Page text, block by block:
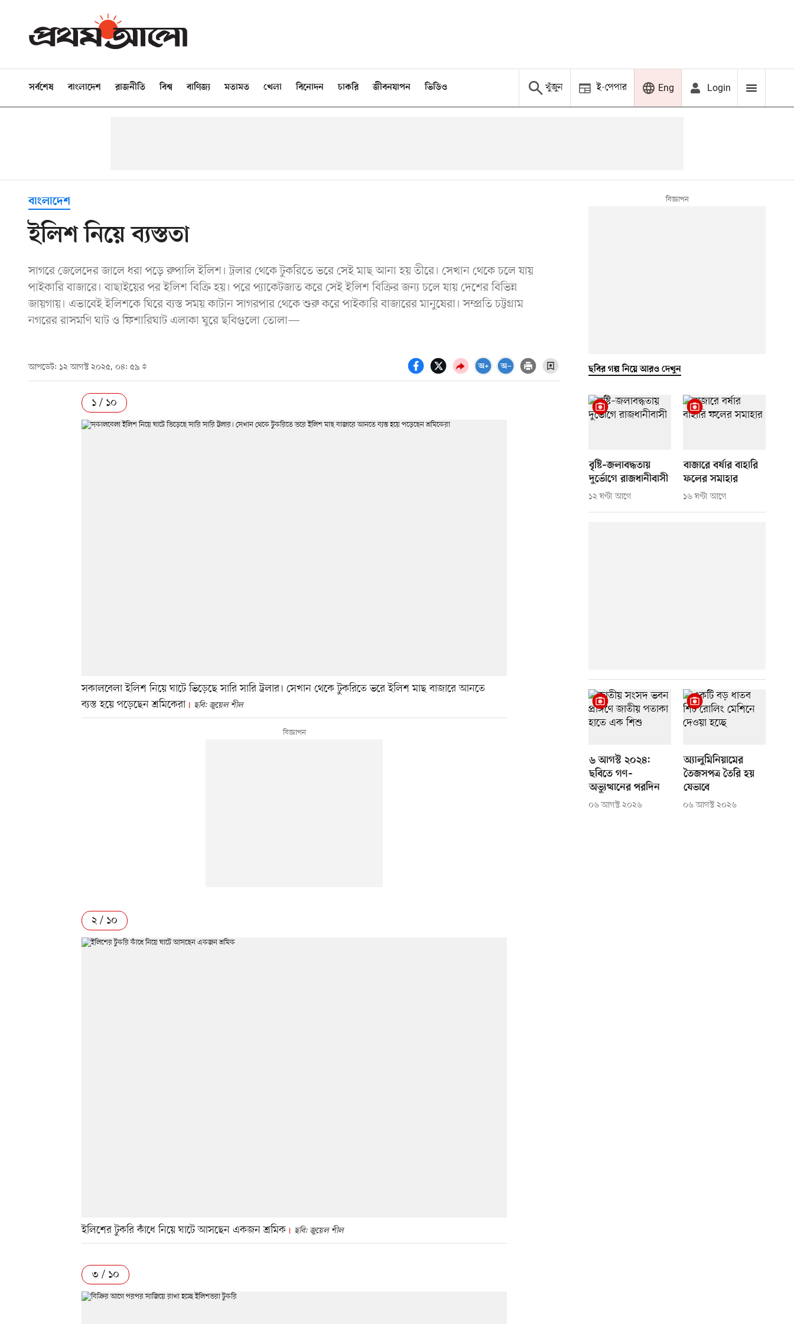
সর্বশেষ বাংলাদেশ রাজনীতি বিশ্ব বাণিজ্য মতামত খেলা বিনোদন চাকরি জীবনযাপন ভিডিও খুঁজুন ই-পেপার Eng Login
বাংলাদেশ
ইলিশ নিয়ে ব্যস্ততা
সাগরে জেলেদের জালে ধরা পড়ে রুপালি ইলিশ। ট্রলার থেকে টুকরিতে ভরে সেই মাছ আনা হয় তীরে। সেখান থেকে চলে যায়
পাইকারি বাজারে। বাছাইয়ের পর ইলিশ বিক্রি হয়। পরে প্যাকেটজাত করে সেই ইলিশ বিক্রির জন্য চলে যায় দেশের বিভিন্ন
জায়গায়। এভাবেই ইলিশকে ঘিরে ব্যস্ত সময় কাটান সাগরপার থেকে শুরু করে পাইকারি বাজারের মানুষেরা। সম্প্রতি চট্টগ্রাম
নগরের রাসমণি ঘাট ও ফিশারিঘাট এলাকা ঘুরে ছবিগুলো তোলা—
আপডেট: ১২ আগস্ট ২০২৫, ০৪: ৫৯
১ / ১০
সকালবেলা ইলিশ নিয়ে ঘাটে ভিড়েছে সারি সারি ট্রলার। সেখান থেকে টুকরিতে ভরে ইলিশ মাছ বাজারে আনতে
ব্যস্ত হয়ে পড়েছেন শ্রমিকেরা
ছবি: জুয়েল শীল
২ / ১০
ইলিশের টুকরি কাঁধে নিয়ে ঘাটে আসছেন একজন শ্রমিক ছবি: জুয়েল শীল
৩ / ১০
ছবির গল্প নিয়ে আরও দেখুন
বৃষ্টি–জলাবদ্ধতায়
দুর্ভোগে রাজধানীবাসী
১২ ঘণ্টা আগে
বাজারে বর্ষার বাহারি
ফলের সমাহার
১৬ ঘণ্টা আগে
৬ আগস্ট ২০২৪:
ছবিতে গণ–
অভ্যুত্থানের পরদিন
০৬ আগস্ট ২০২৬
অ্যালুমিনিয়ামের
তৈজসপত্র তৈরি হয়
যেভাবে
০৬ আগস্ট ২০২৬